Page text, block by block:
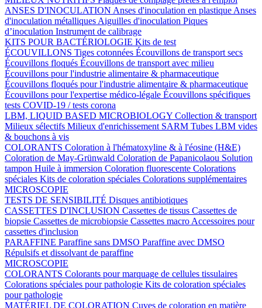
ANSES D'INOCULATION Anses d'inoculation en plastique Anses
d'inoculation métalliques Aiguilles d'inoculation Piques
d’inoculation Instrument de calibrage
KITS POUR BACTÉRIOLOGIE Kits de test
ÉCOUVILLONS Tiges cotonnées Écouvillons de transport secs
Écouvillons floqués Écouvillons de transport avec milieu
Écouvillons pour l'industrie alimentaire & pharmaceutique
Écouvillons floqués pour l'industrie alimentaire & pharmaceutique
Écouvillons pour l'expertise médico-légale Écouvillons spécifiques
tests COVID-19 / tests corona
LBM, LIQUID BASED MICROBIOLOGY Collection & transport
Milieux sélectifs Milieux d'enrichissement SARM Tubes LBM vides
& bouchons à vis
COLORANTS Coloration à l'hématoxyline & à l'éosine (H&E)
Coloration de May-Grünwald Coloration de Papanicolaou Solution
tampon Huile à immersion Coloration fluorescente Colorations
spéciales Kits de coloration spéciales Colorations supplémentaires
MICROSCOPIE
TESTS DE SENSIBILITÉ Disques antibiotiques
CASSETTES D'INCLUSION Cassettes de tissus Cassettes de
biopsie Cassettes de microbiopsie Cassettes macro Accessoires pour
cassettes d'inclusion
PARAFFINE Paraffine sans DMSO Paraffine avec DMSO
Répulsifs et dissolvant de paraffine
MICROSCOPIE
COLORANTS Colorants pour marquage de cellules tissulaires
Colorations spéciales pour pathologie Kits de coloration spéciales
pour pathologie
MATÉRIEL DE COLORATION Cuves de coloration en matière